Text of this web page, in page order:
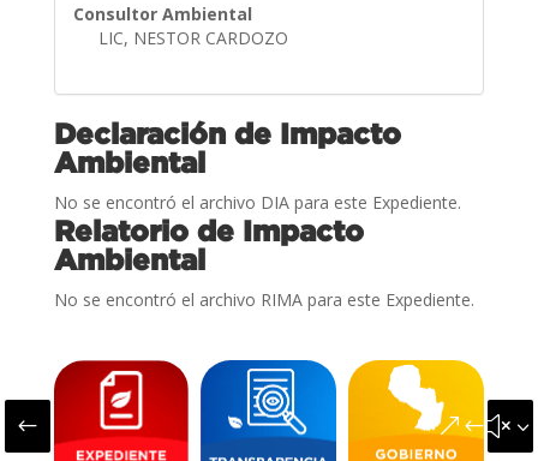
Consultor Ambiental
LIC, NESTOR CARDOZO
Declaración de Impacto
Ambiental
No se encontró el archivo DIA para este Expediente.
Relatorio de Impacto
Ambiental
No se encontró el archivo RIMA para este Expediente.
#